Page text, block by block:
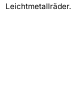
Leichtmetallräder.